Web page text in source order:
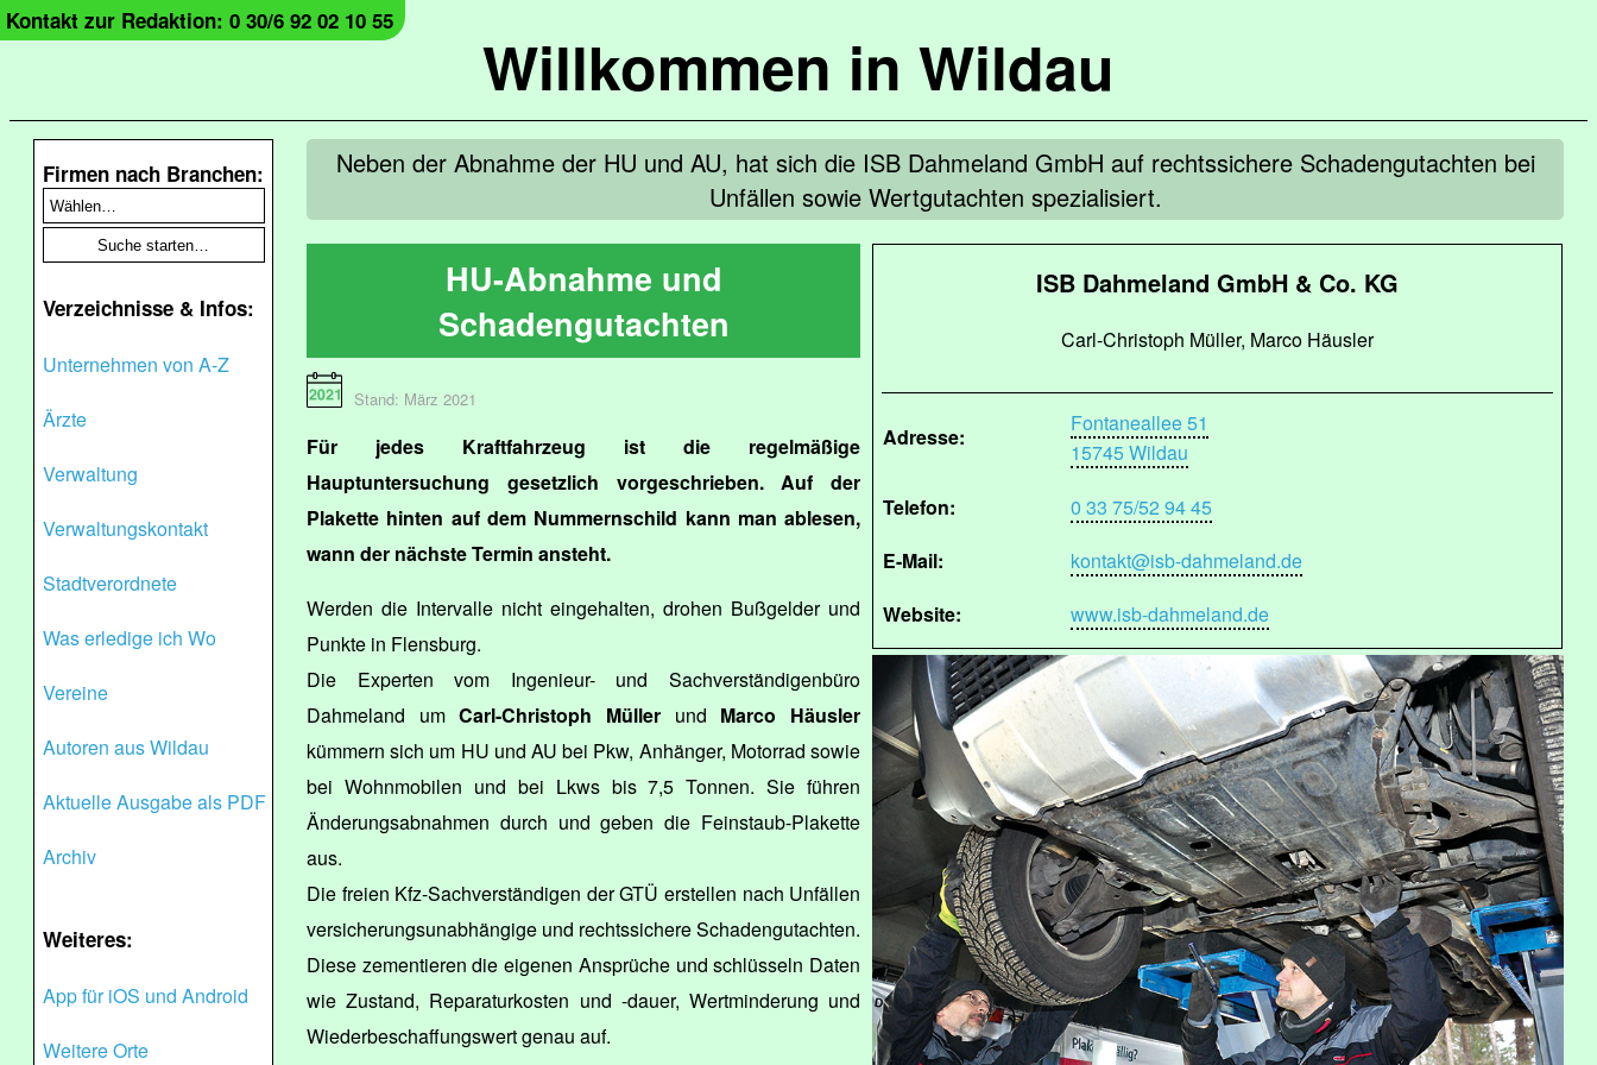
Willkommen in Wildau
Kontakt zur Redaktion: 0 30/6 92 02 10 55
Firmen nach Branchen:
Verzeichnisse & Infos:
Unternehmen von A-Z
Ärzte
Verwaltung
Verwaltungskontakt
Stadtverordnete
Was erledige ich Wo
Vereine
Autoren aus Wildau
Aktuelle Ausgabe als PDF
Archiv
Weiteres:
App für iOS und Android
Weitere Orte
Neben der Abnahme der HU und AU, hat sich die ISB Dahmeland GmbH auf rechtssichere Schadengutachten bei
Unfällen sowie Wertgutachten spezialisiert.
ISB Dahmeland GmbH & Co. KG
Carl-Christoph Müller, Marco Häusler
Adresse:
Fontaneallee 51
15745 Wildau
Telefon:
0 33 75/52 94 45
E-Mail:
kontakt@isb-dahmeland.de
Website:
www.isb-dahmeland.de
HU-Abnahme und
Schadengutachten
Stand: März 2021
Für jedes Kraftfahrzeug ist die regelmäßige
Hauptuntersuchung gesetzlich vorgeschrieben. Auf der
Plakette hinten auf dem Nummernschild kann man ablesen,
wann der nächste Termin ansteht.
Werden die Intervalle nicht eingehalten, drohen Bußgelder und
Punkte in Flensburg.
Die Experten vom Ingenieur- und Sachverständigenbüro
Dahmeland umCarl-Christoph Müller und Marco Häusler
kümmern sich um HU und AU bei Pkw, Anhänger, Motorrad sowie
bei Wohnmobilen und bei Lkws bis 7,5 Tonnen. Sie führen
Änderungsabnahmen durch und geben die Feinstaub-Plakette
aus.
Die freien Kfz-Sachverständigen der GTÜ erstellen nach Unfällen
versicherungsunabhängige und rechtssichere Schadengutachten.
Diese zementieren die eigenen Ansprüche und schlüsseln Daten
wie Zustand, Reparaturkosten und -dauer, Wertminderung und
Wiederbeschaffungswert genau auf.